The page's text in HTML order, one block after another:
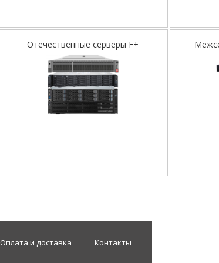
Отечественные серверы F+
Оплата и доставка Контакты